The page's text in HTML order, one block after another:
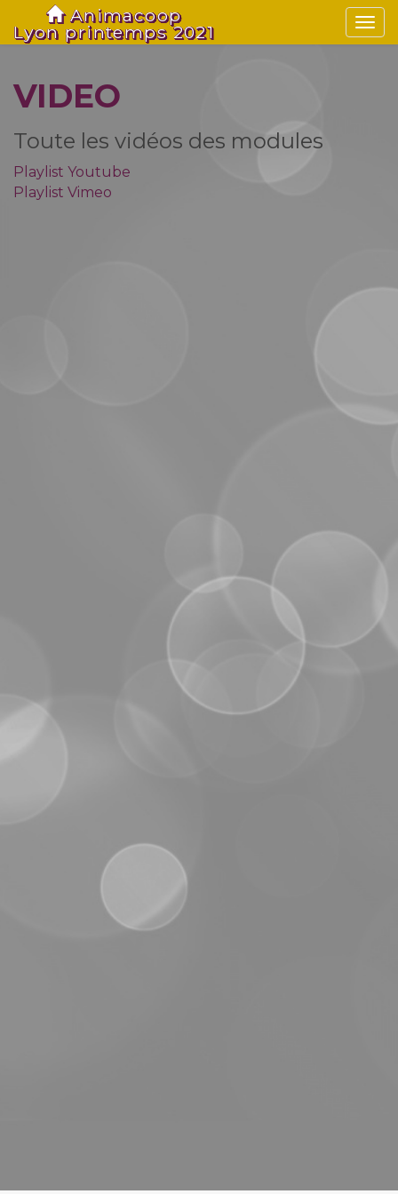
Animacoop
Lyon printemps 2021
VIDEO
Toute les vidéos des modules
Playlist Youtube
Playlist Vimeo